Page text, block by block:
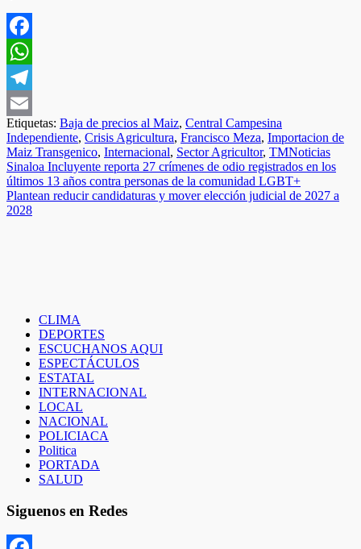
Facebook
WhatsApp
Telegram
Email
Etiquetas: Baja de precios al Maiz, Central Campesina
Independiente, Crisis Agricultura, Francisco Meza, Importacion de
Maiz Transgenico, Internacional, Sector Agricultor, TMNoticias
Navegación
de
entradas
Sinaloa Incluyente reporta 27 crímenes de odio registrados en los
últimos 13 años contra personas de la comunidad LGBT+
Plantean reducir candidaturas y mover elección judicial de 2027 a
2028
CLIMA
DEPORTES
ESCUCHANOS AQUI
ESPECTÁCULOS
ESTATAL
INTERNACIONAL
LOCAL
NACIONAL
POLICIACA
Politica
PORTADA
SALUD
Siguenos en Redes